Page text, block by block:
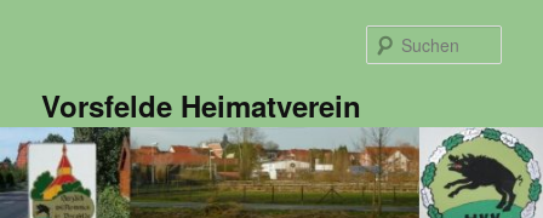
Vorsfelde Heimatverein